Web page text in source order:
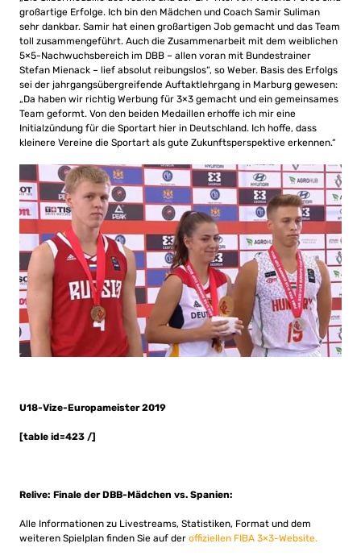
großartige Erfolge. Ich bin den Mädchen und Coach Samir Suliman
sehr dankbar. Samir hat einen großartigen Job gemacht und das Team
toll zusammengeführt. Auch die Zusammenarbeit mit dem weiblichen
5×5-Nachwuchsbereich im DBB – allen voran mit Bundestrainer
Stefan Mienack – lief absolut reibungslos“, so Weber. Basis des Erfolgs
sei der jahrgangsübergreifende Auftaktlehrgang in Marburg gewesen:
„Da haben wir richtig Werbung für 3×3 gemacht und ein gemeinsames
Team geformt. Von den beiden Medaillen erhoffe ich mir eine
Initialzündung für die Sportart hier in Deutschland. Ich hoffe, dass
kleinere Vereine die Sportart als gute Zukunftsperspektive erkennen.“
U18-Vize-Europameister 2019
[table id=423 /]
Relive: Finale der DBB-Mädchen vs. Spanien:
Alle Informationen zu Livestreams, Statistiken, Format und dem
weiteren Spielplan finden Sie auf der offiziellen FIBA 3×3-Website.